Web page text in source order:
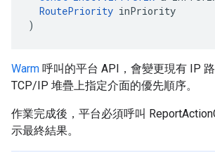
RoutePriority inPriority
)
Warm 呼叫的平台 API，會變更現有 IP
TCP/IP 堆疊上指定介面的優先順序。
作業完成後，平台必須呼叫
示最終結果。